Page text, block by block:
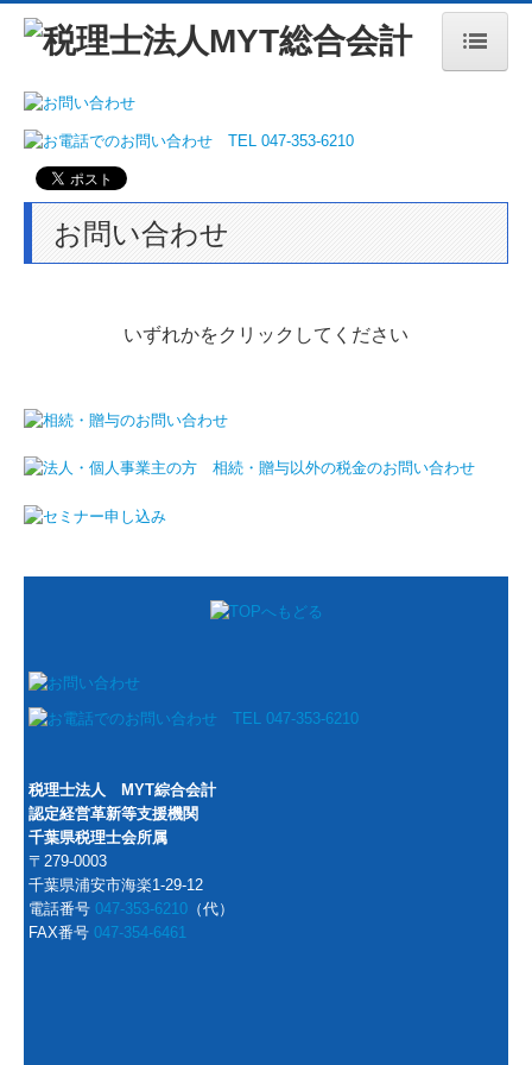
トップページ
事務所案内
経営理念
よくある質問
お問い合わせ
いずれかをクリックしてください
税理士法人 MYT綜合会計
認定経営革新等支援機関
千葉県税理士会所属
〒279-0003
千葉県浦安市海楽1-29-12
電話番号047-353-6210 （代）
FAX番号047-354-6461